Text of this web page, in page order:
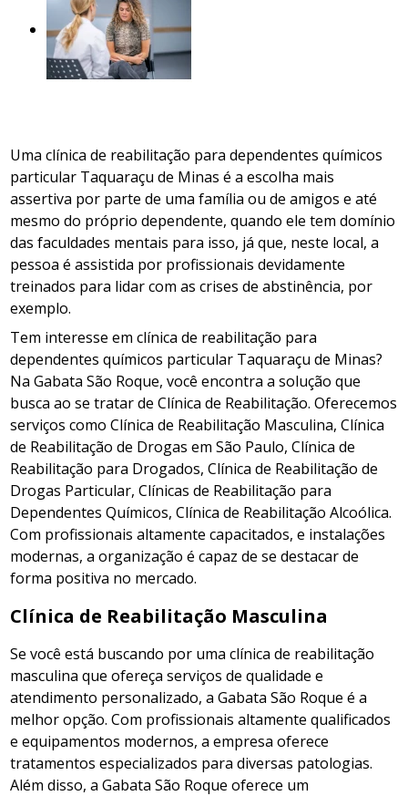
Uma clínica de reabilitação para dependentes químicos
particular Taquaraçu de Minas é a escolha mais
assertiva por parte de uma família ou de amigos e até
mesmo do próprio dependente, quando ele tem domínio
das faculdades mentais para isso, já que, neste local, a
pessoa é assistida por profissionais devidamente
treinados para lidar com as crises de abstinência, por
exemplo.
Tem interesse em clínica de reabilitação para
dependentes químicos particular Taquaraçu de Minas?
Na Gabata São Roque, você encontra a solução que
busca ao se tratar de Clínica de Reabilitação. Oferecemos
serviços como Clínica de Reabilitação Masculina, Clínica
de Reabilitação de Drogas em São Paulo, Clínica de
Reabilitação para Drogados, Clínica de Reabilitação de
Drogas Particular, Clínicas de Reabilitação para
Dependentes Químicos, Clínica de Reabilitação Alcoólica.
Com profissionais altamente capacitados, e instalações
modernas, a organização é capaz de se destacar de
forma positiva no mercado.
Clínica de Reabilitação Masculina
Se você está buscando por uma clínica de reabilitação
masculina que ofereça serviços de qualidade e
atendimento personalizado, a Gabata São Roque é a
melhor opção. Com profissionais altamente qualificados
e equipamentos modernos, a empresa oferece
tratamentos especializados para diversas patologias.
Além disso, a Gabata São Roque oferece um